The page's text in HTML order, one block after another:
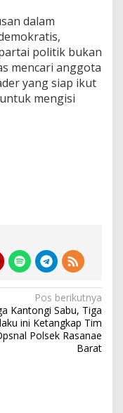
dalam
politik bukan
mencari anggota
yang siap ikut
mengisi
Pos berikutnya
Kantongi Sabu, Tiga
ini Ketangkap Tim
Polsek Rasanae
Barat